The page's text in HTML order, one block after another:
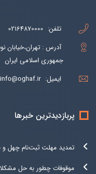
تلفن: 02164870000
آدرس : تهران،خیابان
جمهوری اسلامی ایران
ایمیل: info@oghaf.ir
پربازدیدترین خبرها
تمدید مهلت ثبت‌نام چهل و
موقوفات چطور به حل